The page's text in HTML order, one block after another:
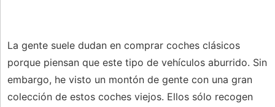
La gente suele dudan en comprar coches clásicos
porque piensan que este tipo de vehículos aburrido. Sin
embargo, he visto un montón de gente con una gran
colección de estos coches viejos. Ellos sólo recogen